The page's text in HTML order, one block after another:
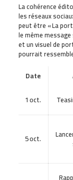
La cohérence
les réseaux
peut être « La
le même
et un visuel de
pourrait
Date
1 oct.
5 oct.